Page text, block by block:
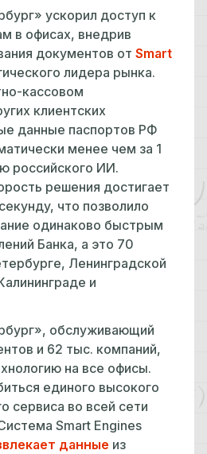
ускорил доступ к
в офисах, внедрив
документов от Smart
лидера рынка.
кассовом
клиентских
данные паспортов РФ
менее чем за 1
российского ИИ.
решения достигает
что позволило
одинаково быстрым
Банка, а это 70
Ленинградской
и
обслуживающий
и 62 тыс. компаний,
на все офисы.
единого высокого
сервиса во всей сети
Smart Engines
данные из